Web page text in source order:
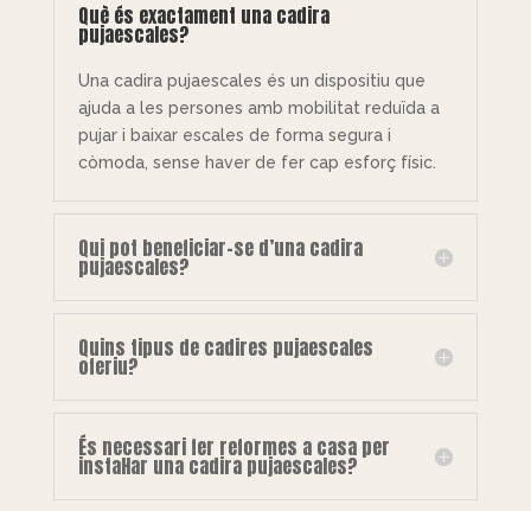
Què és exactament una cadira
pujaescales?
Una cadira pujaescales és un dispositiu que
ajuda a les persones amb mobilitat reduïda a
pujar i baixar escales de forma segura i
còmoda, sense haver de fer cap esforç físic.
Qui pot beneficiar-se d’una cadira
pujaescales?
Quins tipus de cadires pujaescales
oferiu?
És necessari fer reformes a casa per
instal·lar una cadira pujaescales?